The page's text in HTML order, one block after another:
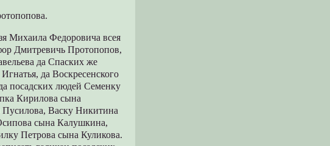
Михаила Федоpовича всея
Дмитpевичь Пpотопопов,
да Спаских же
да Воскpесенского
посадских людей Семенку
Киpилова сына
Васку Никитина
сына Калушкина,
Петpова сына Куликова.